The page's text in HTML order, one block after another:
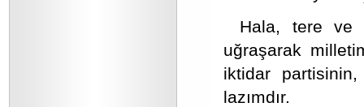
Hala, tere ve
uğraşarak
iktidar
lazımdır.